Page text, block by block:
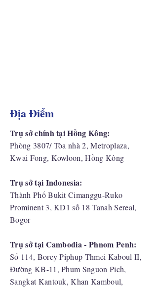
Địa Điểm
Trụ sở chính tại Hồng Kông:
Phòng 3807/ Tòa nhà 2, Metroplaza,
Kwai Fong, Kowloon, Hồng Kông
Trụ sở tại Indonesia:
​Thành Phố Bukit Cimanggu-Ruko
Prominent 3, KD1 số 18 Tanah Sereal,
Bogor
Trụ sở tại Cambodia - Phnom Penh:
Số 114, Borey Piphup Thmei Kaboul II,
Đường KB-11, Phum Snguon Pich,
Sangkat Kantouk, Khan Kamboul,